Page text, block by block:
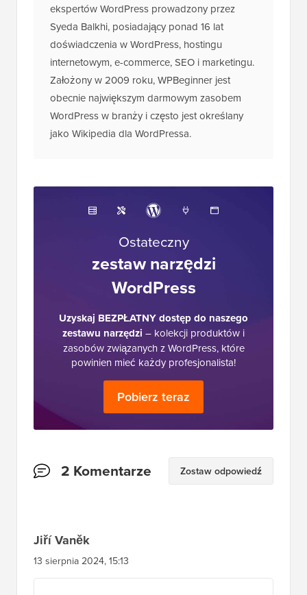
ekspertów WordPress prowadzony przez
Syeda Balkhi, posiadający ponad 16 lat
doświadczenia w WordPress, hostingu
internetowym, e-commerce, SEO i marketingu.
Założony w 2009 roku, WPBeginner jest
obecnie największym darmowym zasobem
WordPress w branży i często jest określany
jako Wikipedia dla WordPressa.
Ostateczny
zestaw narzędzi
WordPress
Uzyskaj BEZPŁATNY dostęp do naszego
zestawu narzędzi – kolekcji produktów i
zasobów związanych z WordPress, które
powinien mieć każdy profesjonalista!
Pobierz teraz
Interakcje
2 Komentarze Zostaw odpowiedź
Jiří Vaněk
13 sierpnia 2024, 15:13